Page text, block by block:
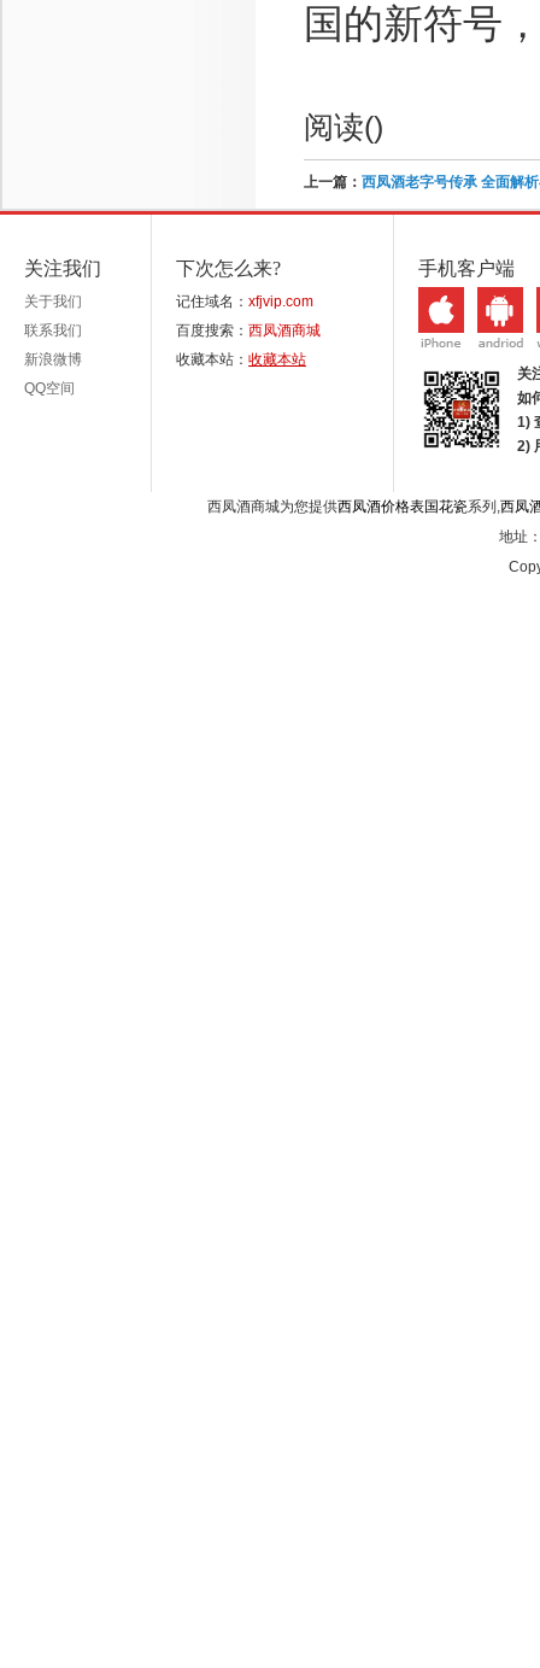
国的新符号
阅读()
上一篇： 西凤酒老字号传承 全面解
关注我们
关于我们
联系我们
新浪微博
QQ空间
下次怎么来?
记住域名： xfjvip.com
百度搜索： 西凤酒商城
收藏本站： 收藏本站
手机客户端
关
如
1)
2)
西凤酒商城为您提供西凤酒价格表国花瓷系列,西凤
地址